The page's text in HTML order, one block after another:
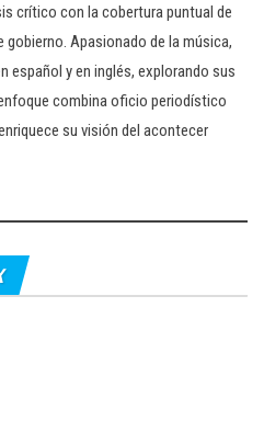
crítico con la cobertura puntual de
Apasionado de la música,
español y en inglés, explorando sus
combina oficio periodístico
su visión del acontecer